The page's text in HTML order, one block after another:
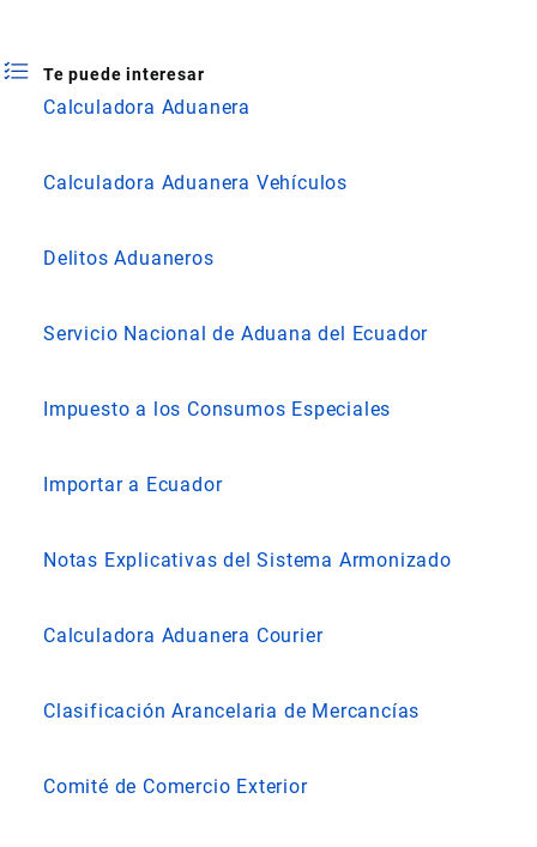
Te puede interesar
Calculadora Aduanera
Calculadora Aduanera Vehículos
Delitos Aduaneros
Servicio Nacional de Aduana del Ecuador
Impuesto a los Consumos Especiales
Importar a Ecuador
Notas Explicativas del Sistema Armonizado
Calculadora Aduanera Courier
Clasificación Arancelaria de Mercancías
Comité de Comercio Exterior